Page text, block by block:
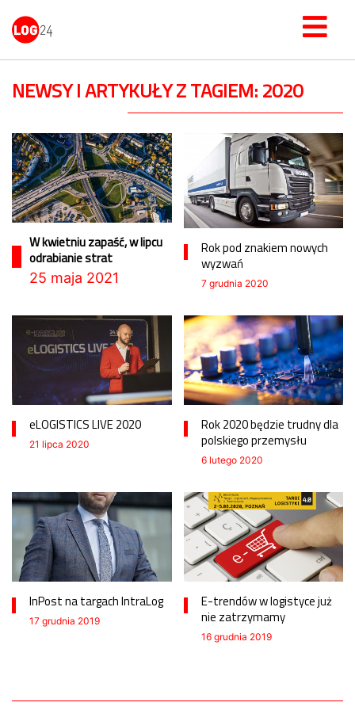
NEWSY I ARTYKUŁY Z TAGIEM: 2020
W kwietniu zapaść, w lipcu
odrabianie strat
25 maja 2021
Rok pod znakiem nowych
wyzwań
7 grudnia 2020
eLOGISTICS LIVE 2020
21 lipca 2020
Rok 2020 będzie trudny dla
polskiego przemysłu
6 lutego 2020
InPost na targach IntraLog
17 grudnia 2019
E-trendów w logistyce już
nie zatrzymamy
16 grudnia 2019